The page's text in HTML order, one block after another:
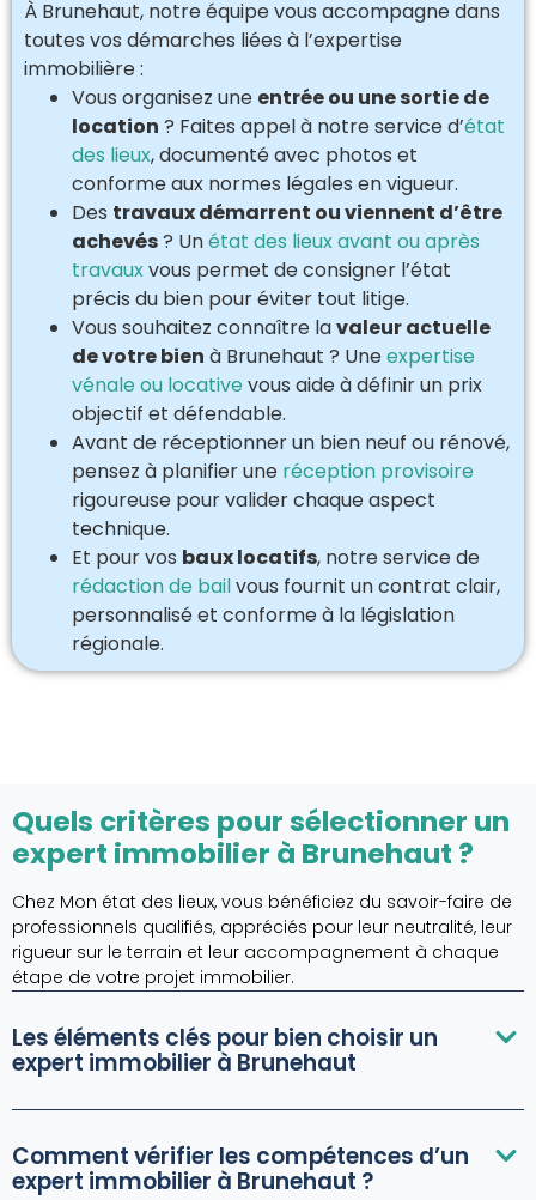
À Brunehaut, notre équipe vous accompagne dans
toutes vos démarches liées à l’expertise
immobilière :
Vous organisez une entrée ou une sortie de
location ? Faites appel à notre service d’état
des lieux, documenté avec photos et
conforme aux normes légales en vigueur.
Des travaux démarrent ou viennent d’être
achevés? Unétat des lieux avant ou après
travauxvous permet de consigner l’état
précis du bien pour éviter tout litige.
Vous souhaitez connaître lavaleur actuelle
de votre bien à Brunehaut ? Uneexpertise
vénale ou locative vous aide à définir un prix
objectif et défendable.
Avant de réceptionner un bien neuf ou rénové,
pensez à planifier une réception provisoire
rigoureuse pour valider chaque aspect
technique.
Et pour vos baux locatifs, notre service de
rédaction de bailvous fournit un contrat clair,
personnalisé et conforme à la législation
régionale.
Quels critères pour sélectionner un
expert immobilier à Brunehaut ?
Chez Mon état des lieux, vous bénéficiez du savoir-faire de
professionnels qualifiés, appréciés pour leur neutralité, leur
rigueur sur le terrain et leur accompagnement à chaque
étape de votre projet immobilier.
Les éléments clés pour bien choisir un
expert immobilier à Brunehaut
Comment vérifier les compétences d’un
expert immobilier à Brunehaut ?